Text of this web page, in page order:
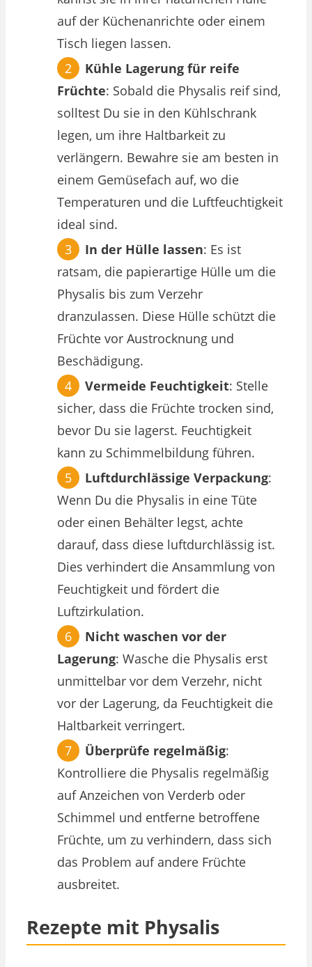
auf der Küchenanrichte oder einem
Tisch liegen lassen.
Kühle Lagerung für reife
Früchte: Sobald die Physalis reif sind,
solltest Du sie in den Kühlschrank
legen, um ihre Haltbarkeit zu
verlängern. Bewahre sie am besten in
einem Gemüsefach auf, wo die
Temperaturen und die Luftfeuchtigkeit
ideal sind.
In der Hülle lassen: Es ist
ratsam, die papierartige Hülle um die
Physalis bis zum Verzehr
dranzulassen. Diese Hülle schützt die
Früchte vor Austrocknung und
Beschädigung.
Vermeide Feuchtigkeit: Stelle
sicher, dass die Früchte trocken sind,
bevor Du sie lagerst. Feuchtigkeit
kann zu Schimmelbildung führen.
Luftdurchlässige Verpackung:
Wenn Du die Physalis in eine Tüte
oder einen Behälter legst, achte
darauf, dass diese luftdurchlässig ist.
Dies verhindert die Ansammlung von
Feuchtigkeit und fördert die
Luftzirkulation.
Nicht waschen vor der
Lagerung: Wasche die Physalis erst
unmittelbar vor dem Verzehr, nicht
vor der Lagerung, da Feuchtigkeit die
Haltbarkeit verringert.
Überprüfe regelmäßig:
Kontrolliere die Physalis regelmäßig
auf Anzeichen von Verderb oder
Schimmel und entferne betroffene
Früchte, um zu verhindern, dass sich
das Problem auf andere Früchte
ausbreitet.
Rezepte mit Physalis